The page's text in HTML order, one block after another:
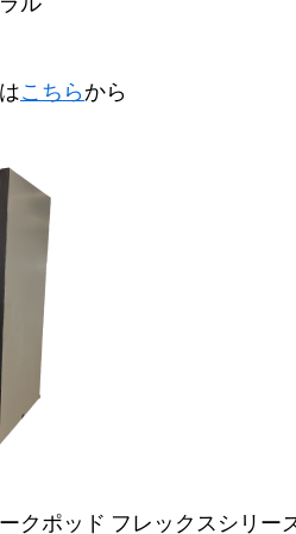
こちらから
クポッド フレックスシリー